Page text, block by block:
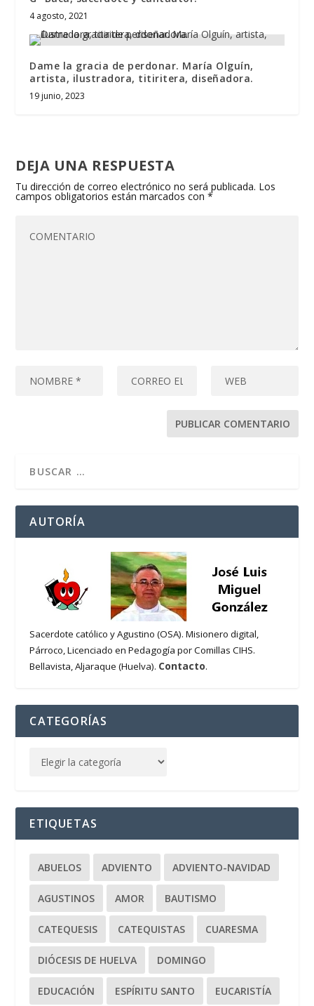
4 agosto, 2021
Dame la gracia de perdonar. María Olguín,
artista, ilustradora, titiritera, diseñadora.
19 junio, 2023
DEJA UNA RESPUESTA
Tu dirección de correo electrónico no será publicada. Los
campos obligatorios están marcados con*
AUTORÍA
Sacerdote católico y Agustino (OSA). Misionero digital,
Párroco, Licenciado en Pedagogía por Comillas CIHS.
Bellavista, Aljaraque (Huelva). Contacto.
CATEGORÍAS
ETIQUETAS
ABUELOS ADVIENTO ADVIENTO-NAVIDAD
AGUSTINOS AMOR BAUTISMO
CATEQUESIS CATEQUISTAS CUARESMA
DIÓCESIS DE HUELVA DOMINGO
EDUCACIÓN ESPÍRITU SANTO EUCARISTÍA